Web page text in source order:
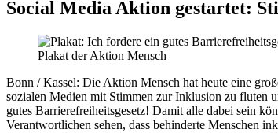
Social Media Aktion gestartet:
Plakat der Aktion Mensch
Bonn / Kassel: Die Aktion Mensch hat heute eine
sozialen Medien mit Stimmen zur Inklusion zu fluten
gutes Barrierefreiheitsgesetz! Damit alle dabei sein
Verantwortlichen sehen, dass behinderte Menschen